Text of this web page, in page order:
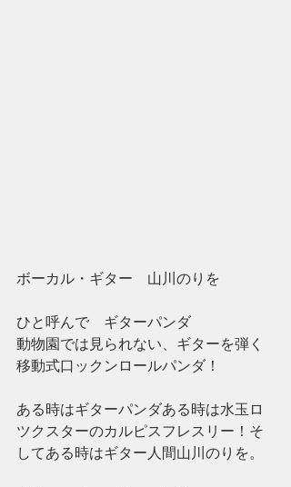
ボーカル・ギター　山川のりを
ひと呼んで　ギターパンダ
動物園では見られない、ギターを弾く
移動式口ックンロールパンダ！
ある時はギターパンダある時は水玉ロ
ツクスターのカルピスフレスリー！そ
してある時はギター人間山川のりを。